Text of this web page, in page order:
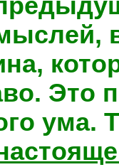
Это
ума.